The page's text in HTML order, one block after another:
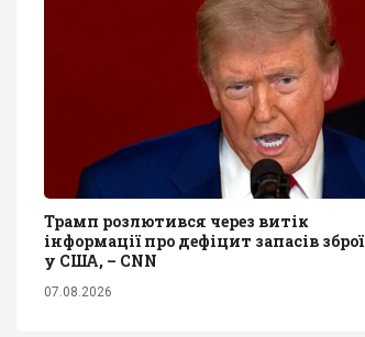
Трамп розлютився через витік
інформації про дефіцит запасів зброї
у США, – CNN
07.08.2026